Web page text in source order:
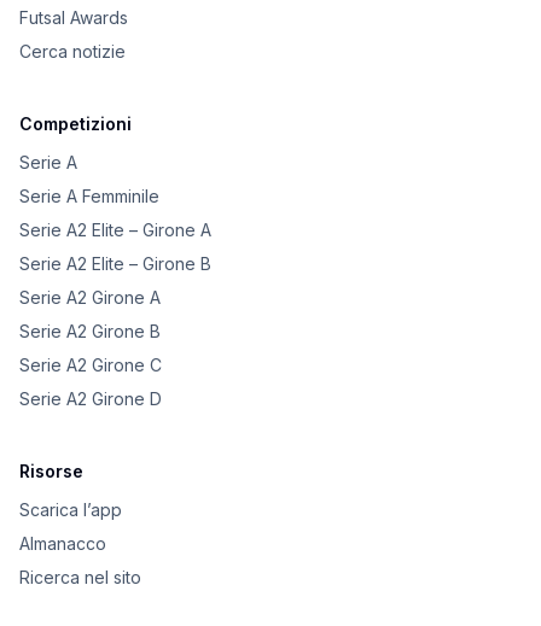
Futsal Awards
Cerca notizie
Competizioni
Serie A
Serie A Femminile
Serie A2 Elite – Girone A
Serie A2 Elite – Girone B
Serie A2 Girone A
Serie A2 Girone B
Serie A2 Girone C
Serie A2 Girone D
Risorse
Scarica l’app
Almanacco
Ricerca nel sito